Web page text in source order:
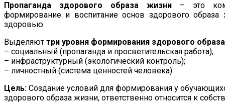
Пропаганда здорового образа жизни – это
формирование и воспитание основ здорового
здоровью.
Выделяют три уровня формирования здорового
– социальный (пропаганда и просветительская работа);
– инфраструктурный (экологический контроль);
– личностный (система ценностей человека).
Цель: Создание условий для формирования у
здорового образа жизни, ответственно относится к